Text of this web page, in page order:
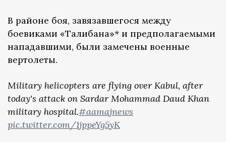
В районе боя, завязавшегося между
боевиками «Талибана»* и предполагаемыми
нападавшими, были замечены военные
вертолеты.
Military helicopters are flying over Kabul, after
today's attack on Sardar Mohammad Daud Khan
military hospital.#aamajnews
pic.twitter.com/1jppeYg5yK